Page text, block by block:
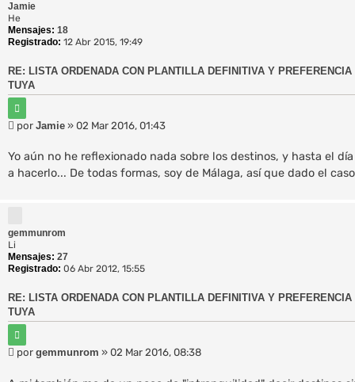
Jamie
He
Mensajes: 18
Registrado: 12 Abr 2015, 19:49
RE: LISTA ORDENADA CON PLANTILLA DEFINITIVA Y
TUYA
i
t
M
n
s
a
e
por Jamie » 02 Mar 2016, 01:43
Yo aún no he reflexionado nada sobre los destinos, y hasta el
a hacerlo... De todas formas, soy de Málaga, así que dado el
gemmunrom
Li
Mensajes: 27
Registrado: 06 Abr 2012, 15:55
RE: LISTA ORDENADA CON PLANTILLA DEFINITIVA Y
TUYA
i
t
M
por gemmunrom » 02 Mar 2016, 08:38